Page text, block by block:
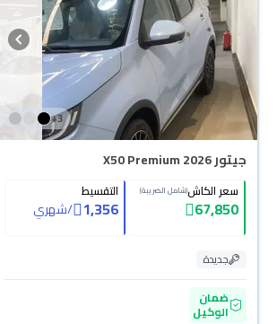
3
+
جيتور X50 Premium 2026
سعر الكاش(شامل الضريبة)
67,850
التقسيط
1,356
/شهري
جديدة
ضمان
الوكيل